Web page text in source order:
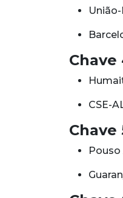
Chave
CSE-
Chave